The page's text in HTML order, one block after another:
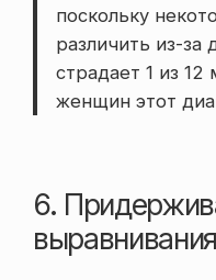
поскольку
различить из-за
страдает 1 из
женщин этот
6.